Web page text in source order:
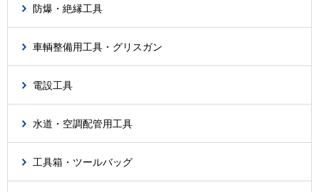
防爆・絶縁工具
車輌整備用工具・グリスガン
電設工具
水道・空調配管用工具
工具箱・ツールバッグ